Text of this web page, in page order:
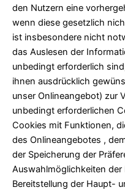
den Nutzern eine
wenn diese gesetzlich
ist insbesondere nicht
das Auslesen der
unbedingt erforderlich
ihnen ausdrücklich
unser Onlineangebot) zur
unbedingt erforderlichen
Cookies mit Funktionen,
des Onlineangebotes ,
der Speicherung der
Auswahlmöglichkeiten
Bereitstellung der Haupt-